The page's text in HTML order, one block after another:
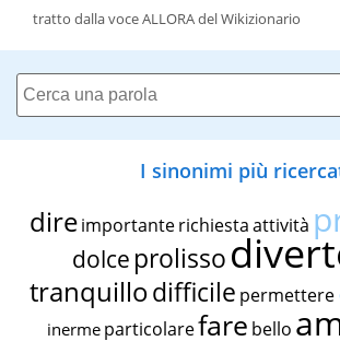
tratto dalla voce ALLORA del Wikizionario
I sinonimi più
dire importante richiestaattività
dolce prolisso
tranquillodifficile permettere
inerme particolarefare bello